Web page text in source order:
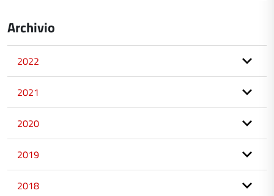
Archivio
2022
2021
2020
2019
2018